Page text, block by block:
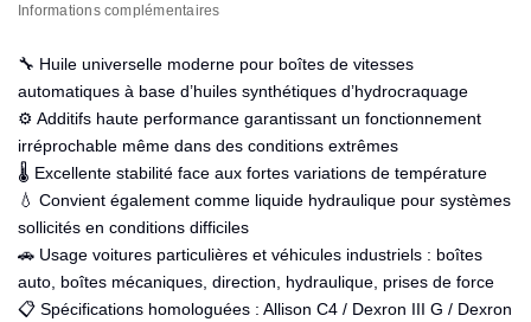
Informations complémentaires
🔧 Huile universelle moderne pour boîtes de vitesses
automatiques à base d’huiles synthétiques d’hydrocraquage
⚙️ Additifs haute performance garantissant un fonctionnement
irréprochable même dans des conditions extrêmes
🌡️ Excellente stabilité face aux fortes variations de température
💧 Convient également comme liquide hydraulique pour systèmes
sollicités en conditions difficiles
🚗 Usage voitures particulières et véhicules industriels : boîtes
auto, boîtes mécaniques, direction, hydraulique, prises de force
📋 Spécifications homologuées : Allison C4 / Dexron III G / Dexron